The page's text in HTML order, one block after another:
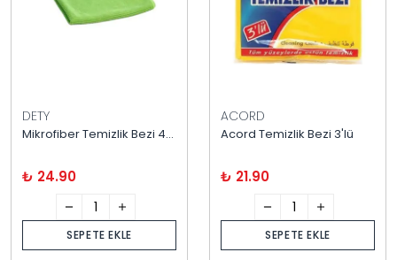
DETY
Mikrofiber Temizlik Bezi 40X40 cm
₺ 24.90
SEPETE EKLE
ACORD
Acord Temizlik Bezi 3'lü
₺ 21.90
SEPETE EKLE